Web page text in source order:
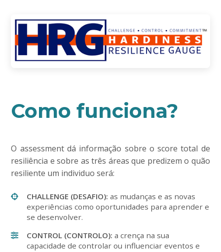
Como funciona?
O assessment dá informação sobre o score total de
resiliência e sobre as três áreas que predizem o quão
resiliente um individuo será:
CHALLENGE (DESAFIO): as mudanças e as novas
experiências como oportunidades para aprender e
se desenvolver.
CONTROL (CONTROLO): a crença na sua
capacidade de controlar ou influenciar eventos e